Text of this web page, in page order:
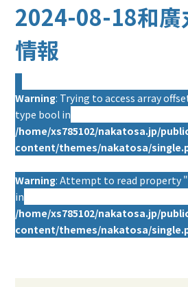
2024-08-18和廣
情報
Warning: Trying to access array
type bool in
/home/xs785102/nakatosa.jp/
content/themes/nakatosa/
Warning: Attempt to read property
in
/home/xs785102/nakatosa.jp/
content/themes/nakatosa/